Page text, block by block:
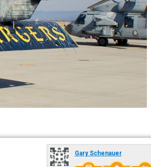
Gary Schenauer